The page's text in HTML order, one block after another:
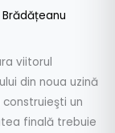
Brădățeanu
viitorul
din noua uzină
un
finală trebuie